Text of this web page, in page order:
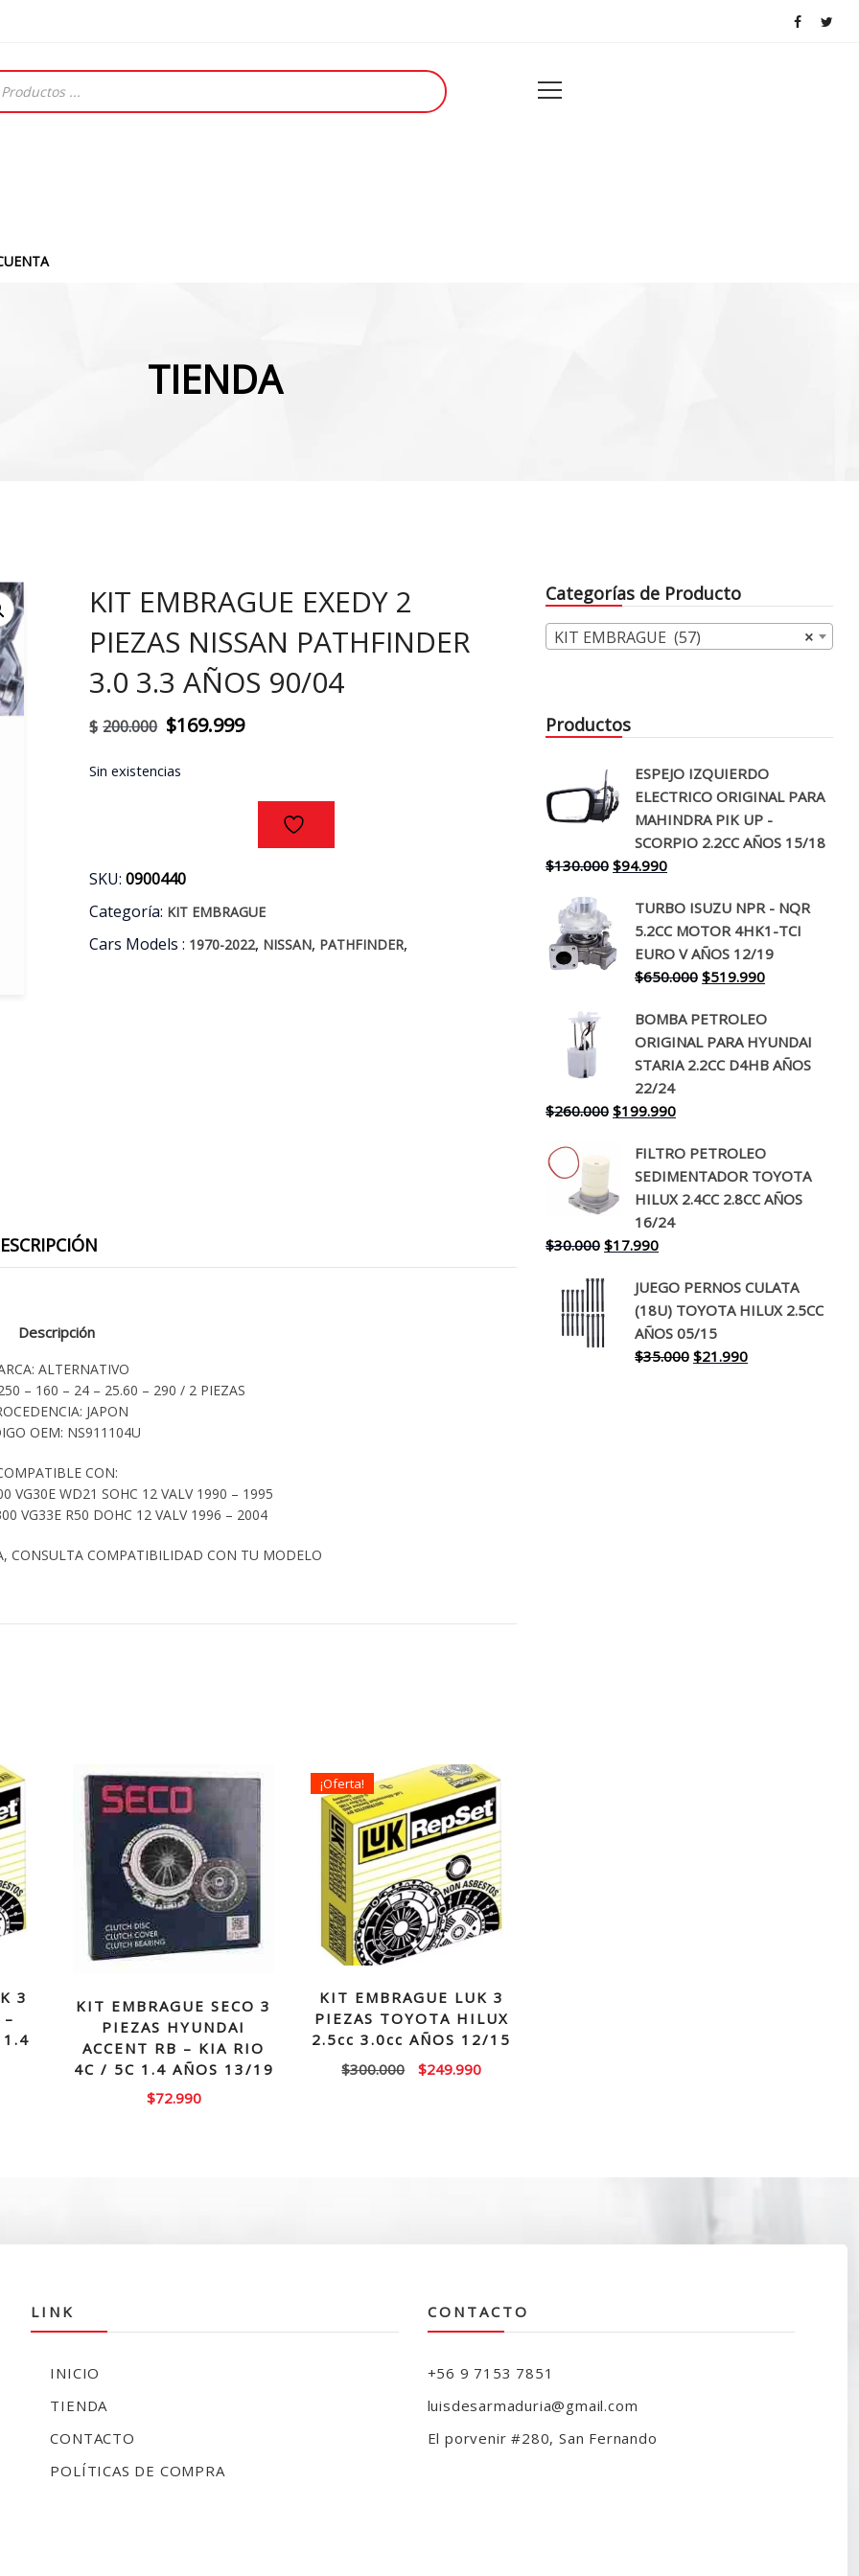
TIENDA
KIT EMBRAGUE EXEDY 2
PIEZAS NISSAN PATHFINDER
3.0 3.3 AÑOS 90/04
$ 200.000 El
$169.999El
$169.999.
Sin existencias
SKU:0900440
Categoría: KIT EMBRAGUE
Cars Models : 1970-2022, NISSAN, PATHFINDER,
Descripción
ALTERNATIVO
– 160 – 24 – 25.60 – 290 / 2 PIEZAS
JAPON
OEM: NS911104U
CON:
VG30E WD21 SOHC 12 VALV 1990 – 1995
VG33E R50 DOHC 12 VALV 1996 – 2004
CONSULTA COMPATIBILIDAD CON TU MODELO
3
1.4
KIT EMBRAGUE SECO 3
PIEZAS HYUNDAI
ACCENT RB – KIA RIO
4C / 5C 1.4 AÑOS 13/19
$72.990
¡Oferta!
KIT EMBRAGUE LUK 3
PIEZAS TOYOTA HILUX
2.5cc 3.0cc AÑOS 12/15
$300.000
El
$249.990El
Categorías de Producto
×
KIT EMBRAGUE (57)
Productos
ESPEJO IZQUIERDO
ELECTRICO ORIGINAL PARA
MAHINDRA PIK UP -
SCORPIO 2.2CC AÑOS 15/18
$130.000 El
original
era:
$130.000.
$94.990El
actual
es:
$94.990.
TURBO ISUZU NPR - NQR
5.2CC MOTOR 4HK1-TCI
EURO V AÑOS 12/19
$650.000 El
original
era:
$650.000.
$519.990El
actual
es:
$519.990.
BOMBA PETROLEO
ORIGINAL PARA HYUNDAI
STARIA 2.2CC D4HB AÑOS
22/24
$260.000 El
original
era:
$260.000.
$199.990El
actual
es:
$199.990.
FILTRO PETROLEO
SEDIMENTADOR TOYOTA
HILUX 2.4CC 2.8CC AÑOS
16/24
$30.000 El
original
era:
$30.000.
$17.990El
actual
es:
$17.990.
JUEGO PERNOS CULATA
(18U) TOYOTA HILUX 2.5CC
AÑOS 05/15
$35.000 El
$21.990El
LINK
INICIO
TIENDA
CONTACTO
POLÍTICAS DE COMPRA
CONTACTO
+56 9 7153 7851
luisdesarmaduria@gmail.com
El porvenir #280, San Fernando